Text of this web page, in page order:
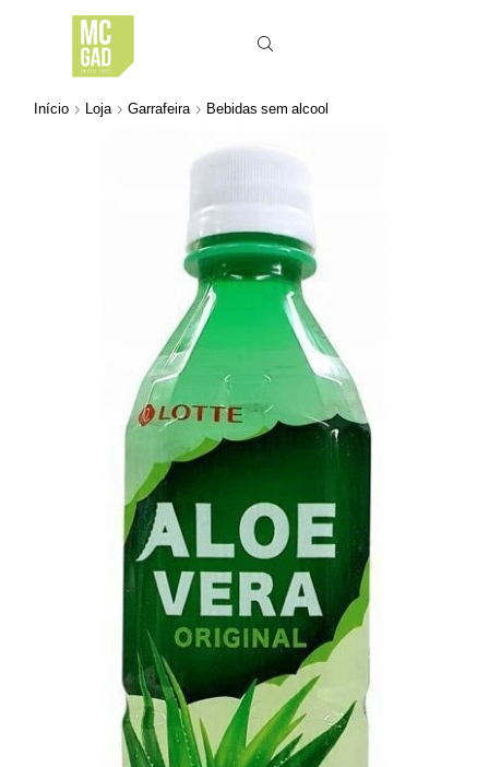
Início Loja Garrafeira Bebidas sem alcool